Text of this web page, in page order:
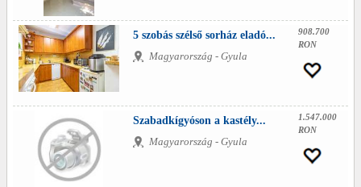
5 szobás szélső sorház eladó...
Magyarország - Gyula
908.700
RON
Szabadkígyóson a kastély...
Magyarország - Gyula
1.547.000
RON